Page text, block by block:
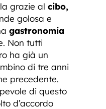
grazie al cibo,
golosa e
gastronomia
Non tutti
ha già un
di tre anni
precedente.
di questo
d’accordo